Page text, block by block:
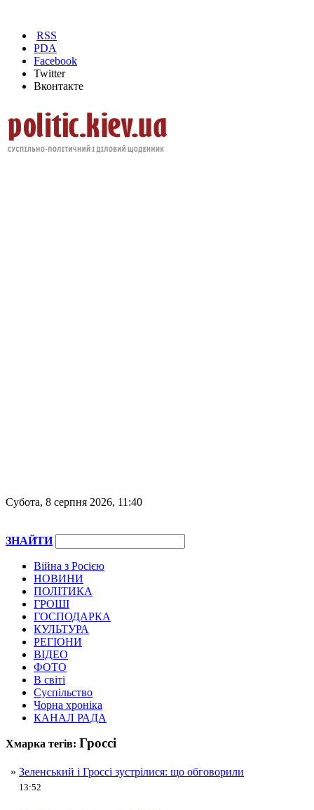
RSS
PDA
Facebook
Twitter
Вконтакте
Субота, 8 серпня 2026, 11:40
ЗНАЙТИ
Війна з Росією
НОВИНИ
ПОЛІТИКА
ГРОШІ
ГОСПОДАРКА
КУЛЬТУРА
РЕГІОНИ
ВІДЕО
ФОТО
В світі
Суспільство
Чорна хроніка
КАНАЛ РАДА
Хмарка тегів: Гроссі
» Зеленський і Гроссі зустрілися: що обговорили
13:52